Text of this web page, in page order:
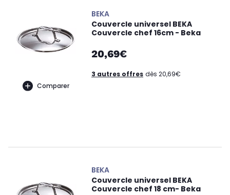
Comparer
BEKA
Couvercle universel BEKA
Couvercle chef 16cm - Beka
20,69€
3 autres offres dès 20,69€
BEKA
Couvercle universel BEKA
Couvercle chef 18 cm- Beka